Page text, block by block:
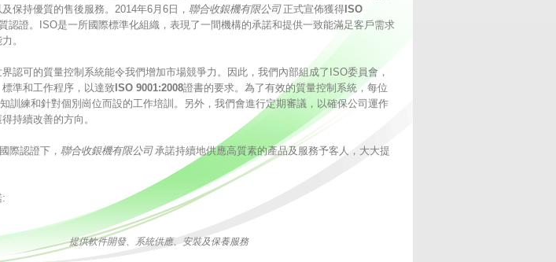
保持優質的售後服務。 2014年6月 6 日， 聯合收銀機有限公司正式宣佈獲得 ISO
認證。 ISO是一所國際標準化組織，表現了一間機構的承諾和提供一致能滿足客戶需求
。
認可的質量控制系統能令我們增加市場競爭力。因此，我們內部組成了 ISO委員會，
準和工作程序，以達致 ISO 9001:2008證書的要求。為了有效的質量控制系統，每位
訓練和針對個別崗位而設的工作培訓。另外，我們會進行定期審議，以確保公司運作
持續改善的方向。
國際認證下， 聯合收銀機有限公司承諾持續地供應高質素的產品及服務予客人，大大提
:
提供軟件開發、系統供應、安裝及保養服務